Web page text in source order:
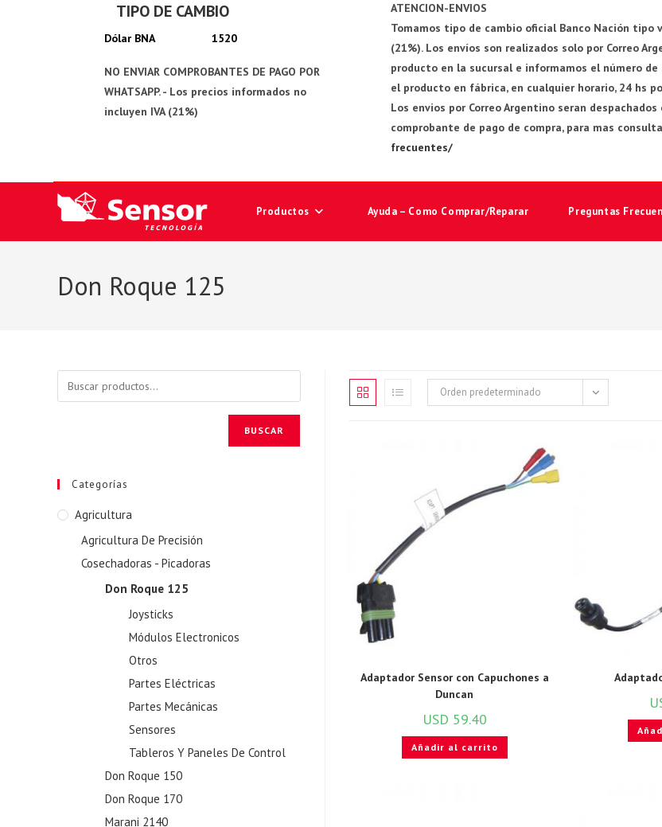
TIPO DE CAMBIO
1520
ATENCION-ENVIOS
Tomamos tipo de cambio oficial Banco Nación tipo
(21%). Los envíos son realizados solo por Correo
producto en la sucursal e informamos el número
el producto en fábrica, en cualquier horario, 24 hs
Los envios por Correo Argentino seran
comprobante de pago de compra, para mas
frecuentes/
Productos Ayuda – Como Comprar/Reparar Preguntas
Don Roque 125
BUSCAR
Categorías
Agricultura
Agricultura De Precisión
Cosechadoras - Picadoras
Don Roque 125
Joysticks
Módulos Electronicos
Otros
Partes Eléctricas
Partes Mecánicas
Sensores
Tableros Y Paneles De Control
Don Roque 150
Don Roque 170
Marani 2140
Orden predeterminado
Adaptador Sensor con Capuchones a
Duncan
USD 59.40
Añadir al carrito